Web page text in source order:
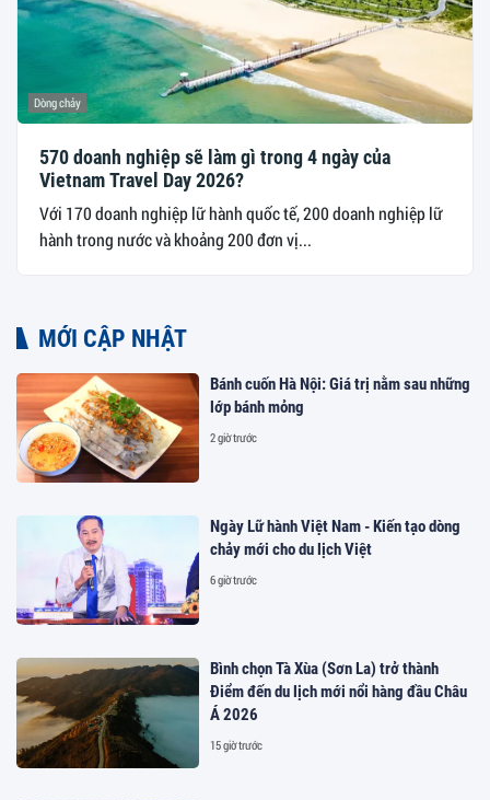
Dòng chảy
570 doanh nghiệp sẽ làm gì trong 4 ngày của
Vietnam Travel Day 2026?
Với 170 doanh nghiệp lữ hành quốc tế, 200 doanh nghiệp lữ
hành trong nước và khoảng 200 đơn vị...
MỚI CẬP NHẬT
Bánh cuốn Hà Nội: Giá trị nằm sau những
lớp bánh mỏng
2 giờ trước
Ngày Lữ hành Việt Nam - Kiến tạo dòng
chảy mới cho du lịch Việt
6 giờ trước
Bình chọn Tà Xùa (Sơn La) trở thành
Điểm đến du lịch mới nổi hàng đầu Châu
Á 2026
15 giờ trước